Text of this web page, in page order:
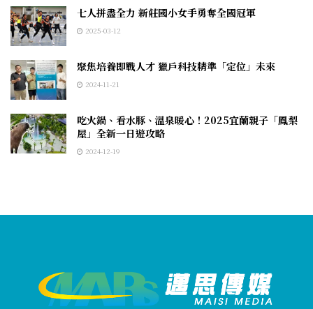
七人拼盡全力 新莊國小女手勇奪全國冠軍
2025-03-12
聚焦培養即戰人才 獵戶科技精準「定位」未來
2024-11-21
吃火鍋、看水豚、溫泉暖心！2025宜蘭親子「鳳梨
屋」全新一日遊攻略
2024-12-19